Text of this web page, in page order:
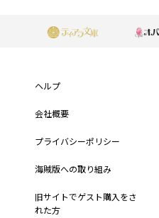
ヘルプ
会社概要
プライバシーポリシー
海賊版への取り組み
旧サイトでゲスト購入をさ
れた方